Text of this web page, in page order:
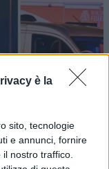
è la
sito, tecnologie
e annunci, fornire
nostro traffico.